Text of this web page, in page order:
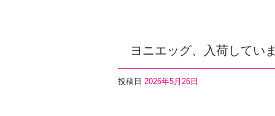
ヨニエッグ、入荷してい
投稿日 2026年5月26日